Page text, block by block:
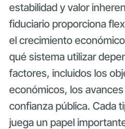
estabilidad y valor
fiduciario proporciona
el crecimiento
qué sistema utilizar
factores, incluidos los
económicos, los
confianza pública. Cada
juega un papel